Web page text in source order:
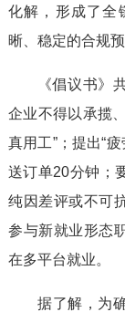
化解，形成了全
晰、稳定的合规预
《倡议书》
企业不得以承揽
真用工”；提出“
送订单20分钟；
纯因差评或不可
参与新就业形态
在多平台就业。
据了解，为